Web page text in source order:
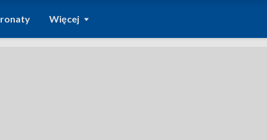
Więcej